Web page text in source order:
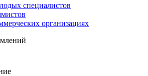
специалистов
организациях